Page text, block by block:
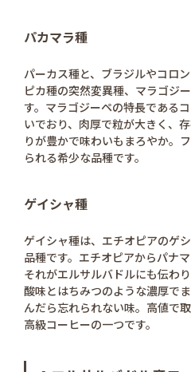
パカマラ種
パーカス種と、ブラジルやコロ
ピカ種の突然変異種、マラゴジ
す。マラゴジーペの特長である
いでおり、肉厚で粒が大きく、
りが豊かで味わいもまろやか。
られる希少な品種です。
ゲイシャ種
ゲイシャ種は、エチオピアのゲ
品種です。エチオピアからパナ
それがエルサルバドルにも伝わ
酸味とはちみつのような濃厚で
んだら忘れられない味。高値で
高級コーヒーの一つです。